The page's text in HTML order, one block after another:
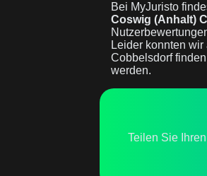
Bei MyJuristo
Coswig (Anhalt)
Leider konnten
Cobbelsdorf
werden.
Teilen Sie